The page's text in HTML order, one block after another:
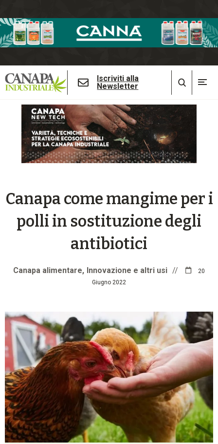
Iscriviti alla
Newsletter
Canapa come mangime per i
polli in sostituzione degli
antibiotici
Canapa alimentare Innovazione e altri usi //
20
Giugno 2022